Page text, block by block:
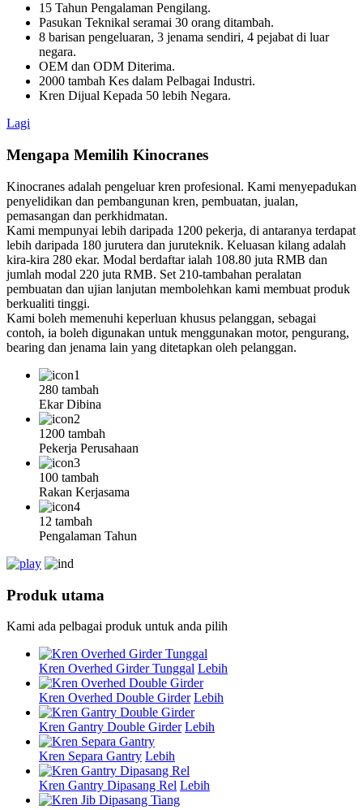
15 Tahun Pengalaman Pengilang.
Pasukan Teknikal seramai 30 orang ditambah.
8 barisan pengeluaran, 3 jenama sendiri, 4 pejabat di luar
negara.
OEM dan ODM Diterima.
2000 tambah Kes dalam Pelbagai Industri.
Kren Dijual Kepada 50 lebih Negara.
Lagi
Mengapa Memilih Kinocranes
Kinocranes adalah pengeluar kren profesional. Kami menyepadukan
penyelidikan dan pembangunan kren, pembuatan, jualan,
pemasangan dan perkhidmatan.
Kami mempunyai lebih daripada 1200 pekerja, di antaranya terdapat
lebih daripada 180 jurutera dan juruteknik. Keluasan kilang adalah
kira-kira 280 ekar. Modal berdaftar ialah 108.80 juta RMB dan
jumlah modal 220 juta RMB. Set 210-tambahan peralatan
pembuatan dan ujian lanjutan membolehkan kami membuat produk
berkualiti tinggi.
Kami boleh memenuhi keperluan khusus pelanggan, sebagai
contoh, ia boleh digunakan untuk menggunakan motor, pengurang,
bearing dan jenama lain yang ditetapkan oleh pelanggan.
280 tambah
Ekar Dibina
1200 tambah
Pekerja Perusahaan
100 tambah
Rakan Kerjasama
12 tambah
Pengalaman Tahun
Produk utama
Kami ada pelbagai produk untuk anda pilih
Kren Overhed Girder Tunggal Lebih
Kren Overhed Double Girder Lebih
Kren Gantry Double Girder Lebih
Kren Separa Gantry Lebih
Kren Gantry Dipasang Rel Lebih